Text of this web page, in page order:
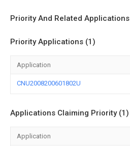
Priority And Related Applications
Priority Applications (1)
Application
CNU2008200601802U
Applications Claiming Priority (1)
Application